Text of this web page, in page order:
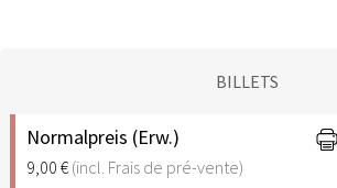
BILLETS
Normalpreis (Erw.)
9,00 €(incl. Frais de pré-vente)